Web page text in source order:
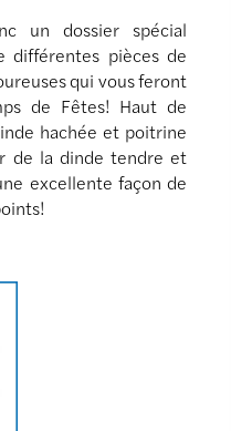
un dossier spécial
différentes pièces de
qui vous feront
de Fêtes! Haut de
hachée et poitrine
de la dinde tendre et
excellente façon de